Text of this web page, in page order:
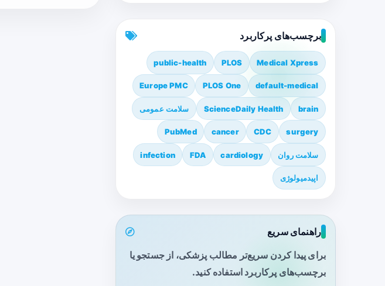
برچسب‌های پرکاربرد
Medical Xpress
PLOS
public-health
default-medical
PLOS One
Europe PMC
brain
ScienceDaily Health سلامت عمومی
surgery
CDC
cancer
PubMed
سلامت روان cardiology
FDA
infection
اپیدمیولوژی
راهنمای سریع
برای پیدا کردن سریع‌تر مطالب پزشکی، از جستجو یا
برچسب‌های پرکاربرد استفاده کنید.